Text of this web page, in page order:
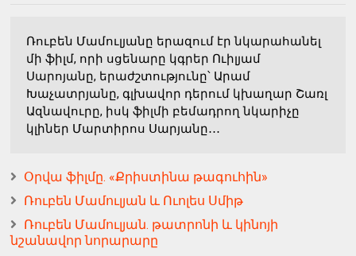
Ռուբեն Մամուլյանը երազում էր նկարահանել
մի ֆիլմ, որի սցենարը կգրեր Ուիլյամ
Սարոյանը, երաժշտությունը՝ Արամ
Խաչատրյանը, գլխավոր դերում կխաղար Շառլ
Ազնավուրը, իսկ ֆիլմի բեմադրող նկարիչը
կլիներ Մարտիրոս Սարյանը․․․
Օրվա ֆիլմը. «Քրիստինա թագուհին»
Ռուբեն Մամուլյան և Ուոլես Սմիթ
Ռուբեն Մամուլյան. թատրոնի և կինոյի
նշանավոր նորարարը